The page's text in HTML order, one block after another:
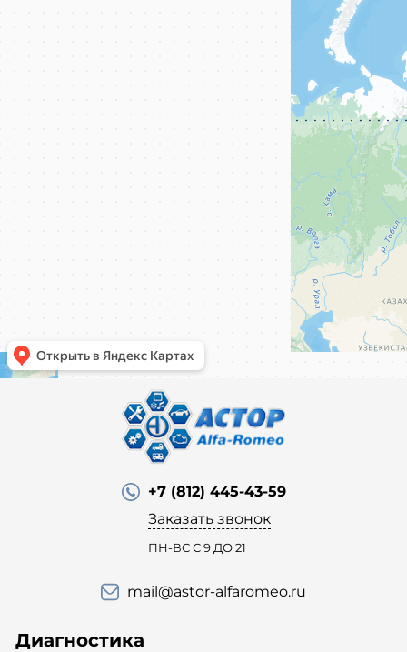
+7 (812) 445-43-59
Заказать звонок
ПН-ВС С 9 ДО 21
mail@astor-alfaromeo.ru
Диагностика